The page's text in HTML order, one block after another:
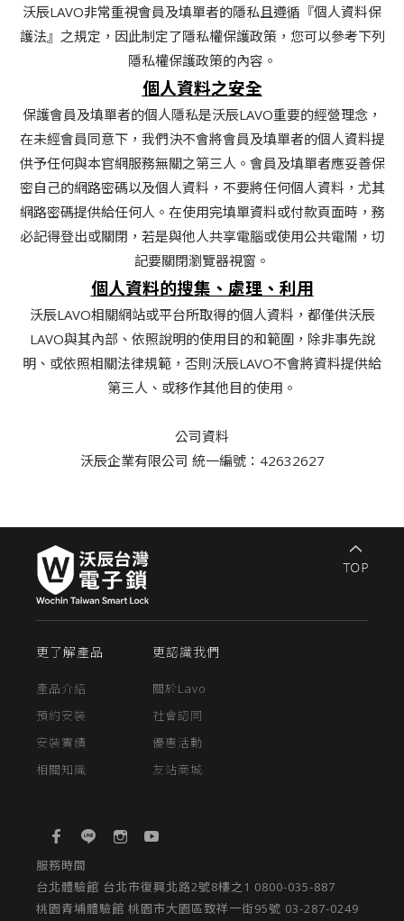
沃辰LAVO非常重視會員及填單者的隱私且遵循『個人資料保
護法』之規定，因此制定了隱私權保護政策，您可以參考下列
隱私權保護政策的內容。
個人資料之安全
保護會員及填單者的個人隱私是沃辰LAVO重要的經營理念，
在未經會員同意下，我們決不會將會員及填單者的個人資料提
供予任何與本官網服務無關之第三人。會員及填單者應妥善保
密自己的網路密碼以及個人資料，不要將任何個人資料，尤其
網路密碼提供給任何人。在使用完填單資料或付款頁面時，務
必記得登出或關閉，若是與他人共享電腦或使用公共電鬧，切
記要關閉瀏覽器視窗。
個人資料的搜集、處理、利用
沃辰LAVO相關網站或平台所取得的個人資料，都僅供沃辰
LAVO與其內部、依照說明的使用目的和範圍，除非事先說
明、或依照相關法律規範，否則沃辰LAVO不會將資料提供給
第三人、或移作其他目的使用。
公司資料
沃辰企業有限公司 統一編號：42632627
更了解產品
產品介紹
預約安裝
安裝實績
相關知識
更認識我們
關於Lavo
社會認同
優惠活動
友站商城
服務時間
台北體驗館 台北市復興北路2號8樓之1 0800-035-887
桃園青埔體驗館 桃園市大園區致祥一街95號 03-287-0249